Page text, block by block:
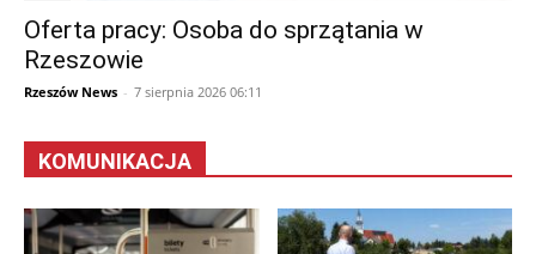
Oferta pracy: Osoba do sprzątania w
Rzeszowie
Rzeszów News - 7 sierpnia 2026 06:11
KOMUNIKACJA